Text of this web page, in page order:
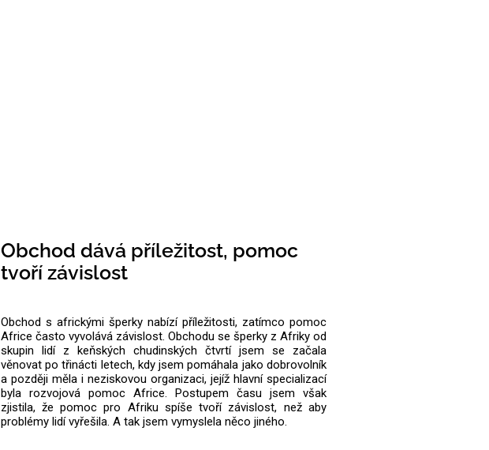
Obchod dává příležitost, pomoc
tvoří závislost
Obchod s africkými šperky nabízí příležitosti, zatímco pomoc
Africe často vyvolává závislost. Obchodu se šperky z Afriky od
skupin lidí z keňských chudinských čtvrtí jsem se začala
věnovat po třinácti letech, kdy jsem pomáhala jako dobrovolník
a později měla i neziskovou organizaci, jejíž hlavní specializací
byla rozvojová pomoc Africe. Postupem času jsem však
zjistila, že pomoc pro Afriku spíše tvoří závislost, než aby
problémy lidí vyřešila. A tak jsem vymyslela něco jiného.